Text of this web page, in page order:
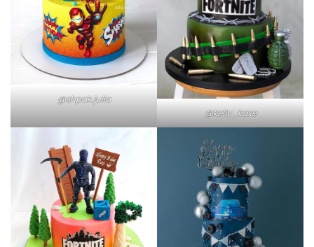
@shpak.julia
@kelly_kaxe